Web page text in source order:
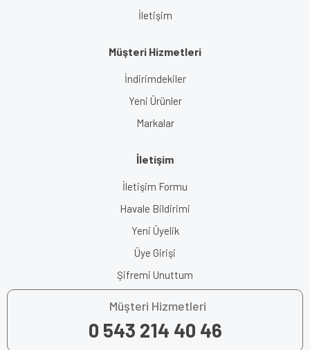
İletişim
Müşteri Hizmetleri
İndirimdekiler
Yeni Ürünler
Markalar
İletişim
İletişim Formu
Havale Bildirimi
Yeni Üyelik
Üye Girişi
Şifremi Unuttum
Müşteri Hizmetleri
0 543 214 40 46